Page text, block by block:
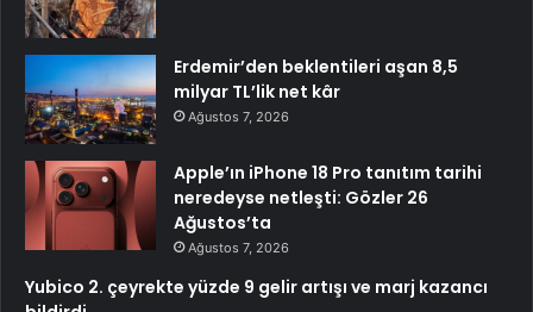
Erdemir’den beklentileri aşan 8,5
milyar TL’lik net kâr
Ağustos 7, 2026
Apple’ın iPhone 18 Pro tanıtım tarihi
neredeyse netleşti: Gözler 26
Ağustos’ta
Ağustos 7, 2026
Yubico 2. çeyrekte yüzde 9 gelir artışı ve marj kazancı